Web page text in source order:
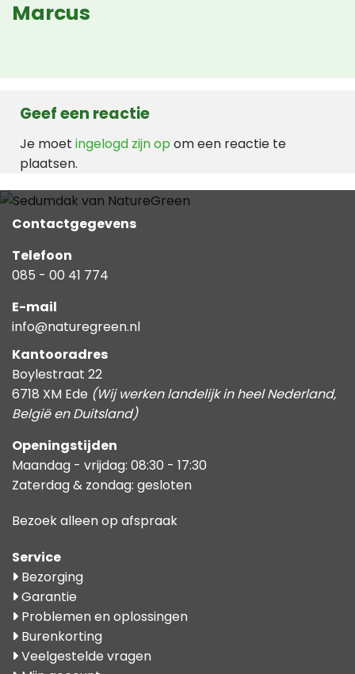
Marcus
Geef een reactie
Je moet ingelogd zijn op om een reactie te
plaatsen.
Contactgegevens
Telefoon
085 - 00 41 774
E-mail
info@naturegreen.nl
Kantooradres
Boylestraat 22
6718 XM Ede (Wij werken landelijk in heel Nederland,
België en Duitsland)
Openingstijden
Maandag - vrijdag: 08:30 - 17:30
Zaterdag & zondag: gesloten
Bezoek alleen op afspraak
Service
Bezorging
Garantie
Problemen en oplossingen
Burenkorting
Veelgestelde vragen